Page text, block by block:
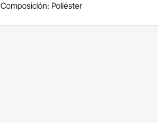
Composición: Poliéster